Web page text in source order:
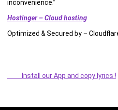
inconvenience.”
Hostinger – Cloud hosting
Optimized & Secured by –
Install our App and copy lyrics !